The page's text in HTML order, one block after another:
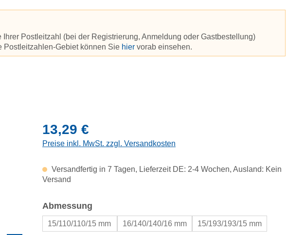
Postleitzahl (bei der Registrierung, Anmeldung oder Gastbestellung)
Postleitzahlen-Gebiet können Sie hier vorab einsehen.
Regulärer Preis:
13,29 €
Preise inkl. MwSt. zzgl. Versandkosten
Versandfertig in 7 Tagen, Lieferzeit DE: 2-4 Wochen, Ausland: Kein
Versand
Abmessung
15/110/110/15 mm 16/140/140/16 mm 15/193/193/15 mm